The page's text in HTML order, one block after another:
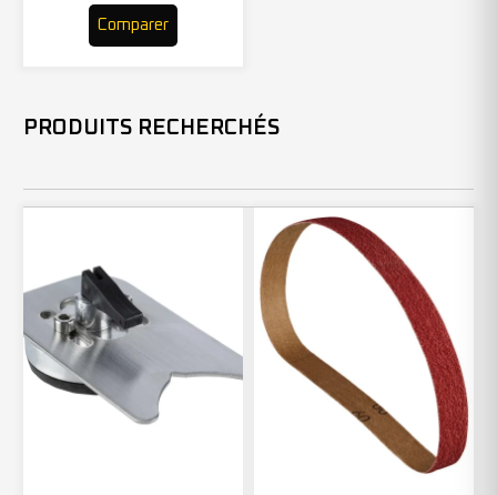
Comparer
PRODUITS RECHERCHÉS